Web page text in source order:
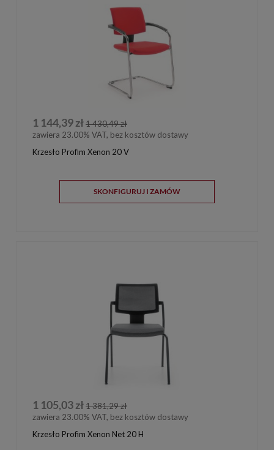
1 144,39 zł1 430,49 zł
zawiera 23.00% VAT, bez kosztów dostawy
Krzesło Profim Xenon 20 V
SKONFIGURUJ I ZAMÓW
1 105,03 zł1 381,29 zł
zawiera 23.00% VAT, bez kosztów dostawy
Krzesło Profim Xenon Net 20 H